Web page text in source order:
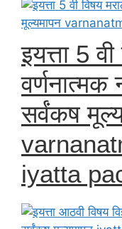
इयत्ता 5
वर्णनात्मक
सर्वंकष
iyatta